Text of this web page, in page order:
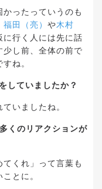
ったっていうのも
福田（亮） や木村
に行く人には先に話
少し前、全体の前で
ね。
していましたか？
いましたね。
くのリアクションが
てくれ」って言葉も
とに。